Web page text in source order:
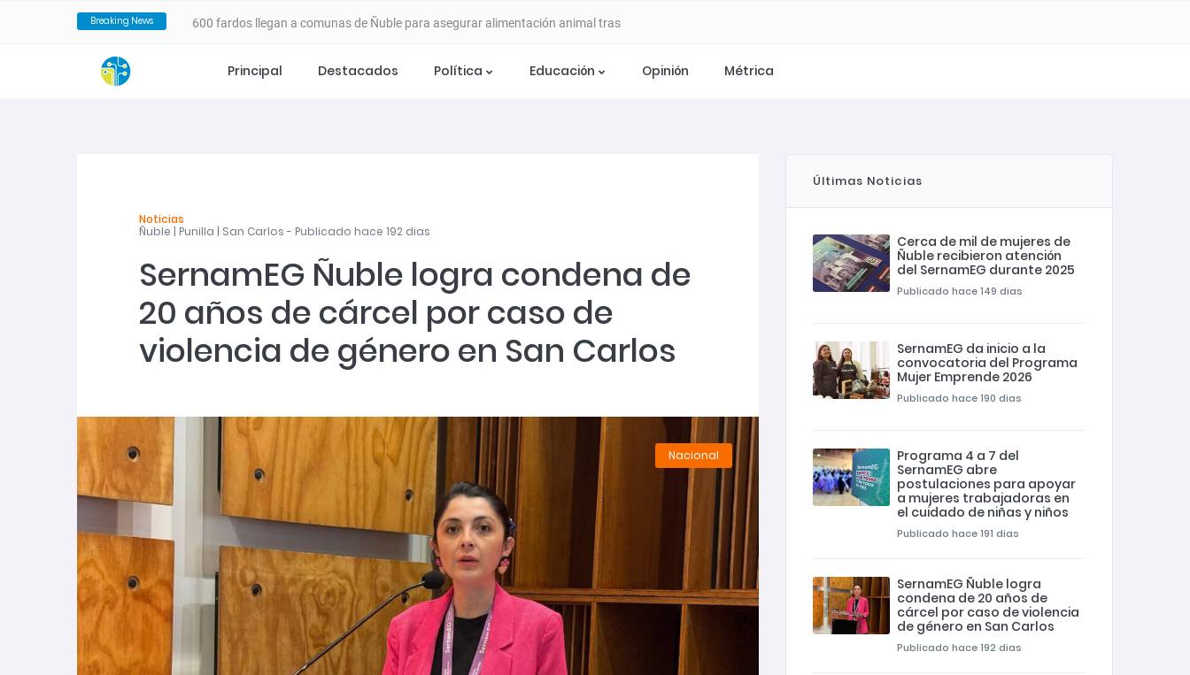
Breaking News
Programa 4 a 7 del SernamEG abre postulaciones para apoyar a mujeres trabajadoras
en el cuidado de niñas y niños
SernamEG Ñuble logra condena de 20 años de cárcel por caso de violencia de género en
San Carlos
SernamEG Ñuble presenta querella por femicidio frustrado en Ninhue
Abren talleres deportivos para adultos mayores en toda la región
Abren talleres deportivos para adultos mayores en toda la región
Cerca de mil de mujeres de Ñuble recibieron atención del SernamEG durante 2025
Principal Destacados Política Educación Opinión Métrica
Noticias
Ñuble | Punilla | San Carlos - Publicado hace 192 dias
SernamEG Ñuble logra condena de
20 años de cárcel por caso de
violencia de género en San Carlos
Nacional
Últimas Noticias
Cerca de mil de mujeres de
Ñuble recibieron atención
del SernamEG durante 2025
Publicado hace 149 dias
SernamEG da inicio a la
convocatoria del Programa
Mujer Emprende 2026
Publicado hace 190 dias
Programa 4 a 7 del
SernamEG abre
postulaciones para apoyar
a mujeres trabajadoras en
el cuidado de niñas y niños
Publicado hace 191 dias
SernamEG Ñuble logra
condena de 20 años de
cárcel por caso de violencia
de género en San Carlos
Publicado hace 192 dias